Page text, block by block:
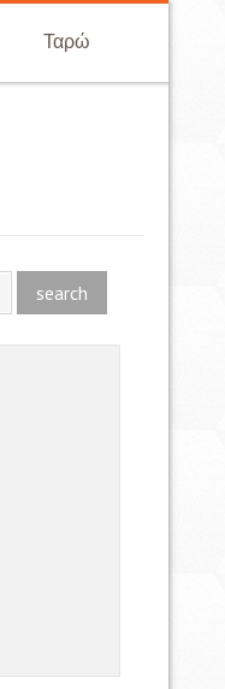
Ταρώ
search